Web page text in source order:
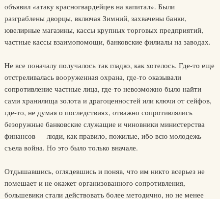
объявил «атаку красногвардейцев на капитал». Были
разграблены дворцы, включая Зимний, захвачены банки,
ювелирные магазины, кассы крупных торговых предприятий,
частные кассы взаимопомощи, банковские филиалы на заводах.
Не все поначалу получалось так гладко, как хотелось. Где-то еще
отстреливалась вооруженная охрана, где-то оказывали
сопротивление частные лица, где-то невозможно было найти
сами хранилища золота и драгоценностей или ключи от сейфов,
где-то, не думая о последствиях, отважно сопротивлялись
безоружные банковские служащие и чиновники министерства
финансов — люди, как правило, пожилые, ибо всю молодежь
съела война. Но это было только вначале.
Отдышавшись, оглядевшись и поняв, что им никто всерьез не
помешает и не окажет организованного сопротивления,
большевики стали действовать более методично, но не менее